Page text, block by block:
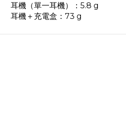
耳機（單一耳機）：5.8 g
耳機＋ 充電盒：73 g